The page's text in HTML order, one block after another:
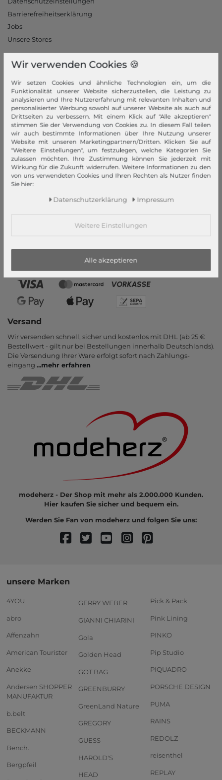
Barrierefreiheitserklärung
Jobs
Unsere Stores
Mein Konto
Neukunde?
Informationen
Kontakt
Rücksendung
Rückrufservice
Hilfe & FAQ
Zahlung und Versand
Newsletter
Vertrag widerrufen
Apple Pay, Google Pay...mehr erfahren
Versand
Wir versenden schnell, sicher und kostenlos mit DHL (ab 25 €
Bestell­wert - gilt nur bei Bestel­lungen inner­halb Deutsch­lands).
Die Ver­sendung Ihrer Ware er­folgt sofort nach Zahlungs­
eingang ...mehr erfahren
modeherz - Der Shop mit mehr als 2.000.000 Kunden.
Hier kaufen Sie sicher und bequem ein.
Werden Sie Fan von modeherz und folgen Sie uns:
unsere Marken
4YOU
abro
Affenzahn
American Tourister
Anekke
Andersen SHOPPER
MANUFAKTUR
b.belt
BECKMANN
Bench.
Bergpfeil
GERRY WEBER
GIANNI CHIARINI
Gola
Golden Head
GOT BAG
GREENBURRY
GreenLand Nature
GREGORY
GUESS
HAROLD'S
HEAD
Pick & Pack
Pink Lining
PINKO
Pip Studio
PIQUADRO
PORSCHE DESIGN
PUMA
RAINS
REDOLZ
reisenthel
REPLAY
Wir verwenden Cookies 🍪
Wir setzen Cookies und ähnliche Technologien ein, um die
Funktionalität unserer Website sicherzustellen, die Leistung zu
analysieren und Ihre Nutzererfahrung mit relevanten Inhalten und
personalisierter Werbung sowohl auf unserer Website als auch auf
Drittseiten zu verbessern. Mit einem Klick auf "Alle akzeptieren"
stimmen Sie der Verwendung von Cookies zu. In diesem Fall teilen
wir auch bestimmte Informationen über Ihre Nutzung unserer
Website mit unseren Marketingpartnern/Dritten. Klicken Sie auf
"Weitere Einstellungen", um festzulegen, welche Kategorien Sie
zulassen möchten. Ihre Zustimmung können Sie jederzeit mit
Wirkung für die Zukunft widerrufen. Weitere Informationen zu den
von uns verwendeten Cookies und Ihren Rechten als Nutzer finden
Sie hier:
Daten­schutz­erklärung Impressum
Weitere Einstellungen
Alle akzeptieren